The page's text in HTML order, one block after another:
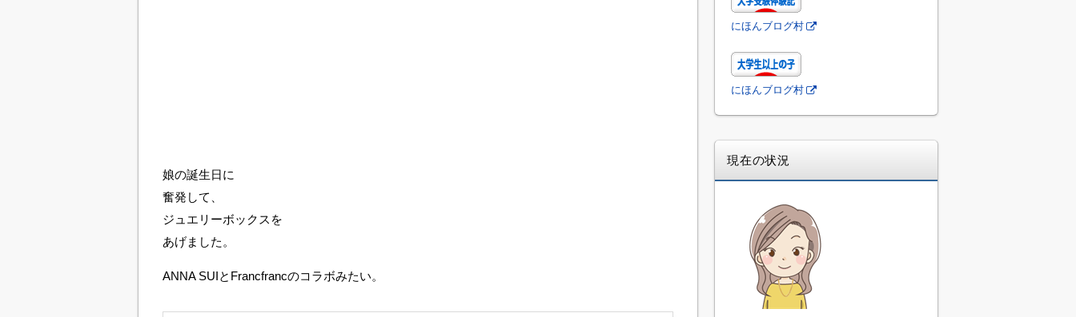
娘の誕生日に
奮発して、
ジュエリーボックスを
あげました。
ANNA SUIとFrancfrancのコラボみたい。
にほんブログ村
にほんブログ村
現在の状況